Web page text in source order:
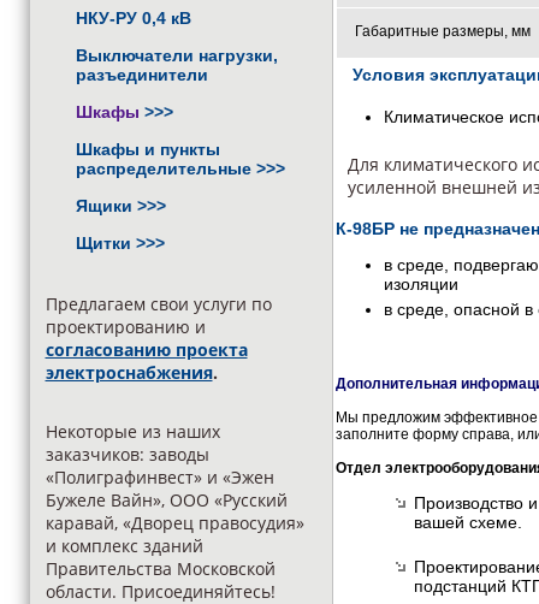
НКУ-РУ 0,4 кВ
Выключатели нагрузки,
разъединители
Шкафы >>>
Шкафы и пункты
распределительные >>>
Ящики >>>
Щитки >>>
Предлагаем свои услуги по
проектированию и
согласованию проекта
электроснабжения.
Некоторые из наших
заказчиков: заводы
«Полиграфинвест» и «Эжен
Бужеле Вайн», ООО «Русский
каравай, «Дворец правосудия»
и комплекс зданий
Правительства Московской
области. Присоединяйтесь!
Габаритные размеры, мм
Условия
Климатическое
Для климатического
усиленной внешней
К-98БР не
в среде,
изоляции
в среде, опасной
Дополнительная
Мы предложим эффективное
заполните форму справа,
Отдел
Производство
вашей схеме.
подстанций